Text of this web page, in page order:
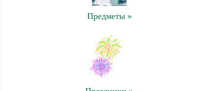
Предметы »